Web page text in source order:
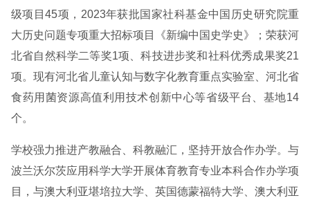
级项目45项，2023年获批国家社科基金中国历史研究院重
大历史问题专项重大招标项目《新编中国史学史》；荣获河
北省自然科学二等奖1项、科技进步奖和社科优秀成果奖21
项。现有河北省儿童认知与数字化教育重点实验室、河北省
食药用菌资源高值利用技术创新中心等省级平台、基地14
个。
学校强力推进产教融合、科教融汇，坚持开放合作办学。与
波兰沃尔茨应用科学大学开展体育教育专业本科合作办学项
目，与澳大利亚堪培拉大学、英国德蒙福特大学、澳大利亚